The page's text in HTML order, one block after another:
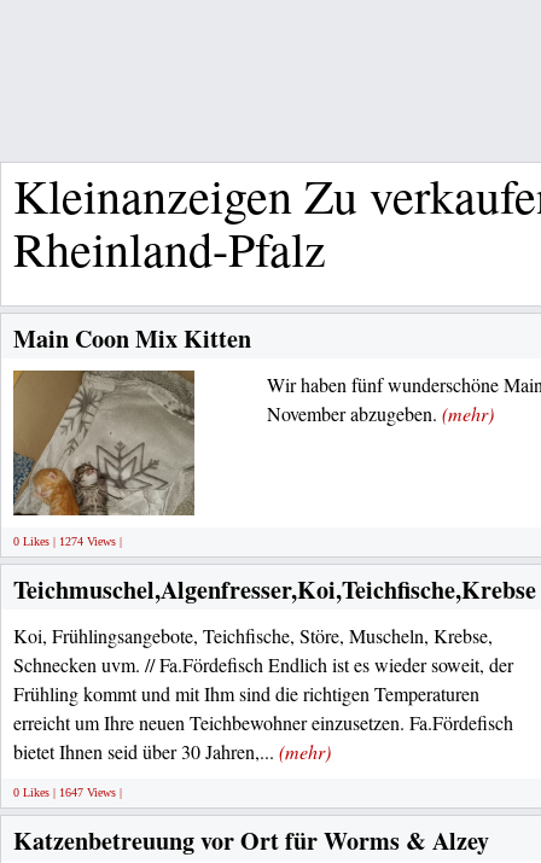
Kleinanzeigen Zu
Rheinland-Pfalz
Main Coon Mix Kitten
Wir haben fünf wunderschöne
November abzugeben. (mehr)
0 Likes | 1274 Views |
Koi, Frühlingsangebote, Teichfische, Störe, Muscheln, Krebse,
Schnecken uvm. // Fa.Fördefisch Endlich ist es wieder soweit, der
Frühling kommt und mit Ihm sind die richtigen Temperaturen
erreicht um Ihre neuen Teichbewohner einzusetzen. Fa.Fördefisch
bietet Ihnen seid über 30 Jahren,... (mehr)
0 Likes | 1647 Views |
Katzenbetreuung vor Ort für Worms & Alzey